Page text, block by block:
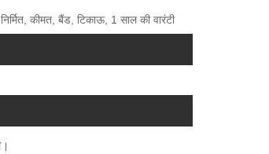
कीमत, बैंड, टिकाऊ, 1 साल की वारंटी